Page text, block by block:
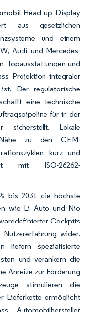
Head up Display
aus gesetzlichen
und einem
Audi und Mercedes-
Topausstattungen und
Projektion integraler
Der regulatorische
eine technische
für in der
sicherstellt. Lokale
zu den OEM-
kurz und
mit ISO-26262-
bis 2031 die höchste
wie Li Auto und Nio
Cockpits
wider.
liefern spezialisierte
und verankern die
Anreize zur Förderung
stimulieren die
Lieferkette ermöglicht
Automobilhersteller